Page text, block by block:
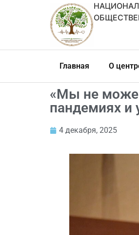
Главная О
«Мы не
пандемиях и
4 декабря, 2025